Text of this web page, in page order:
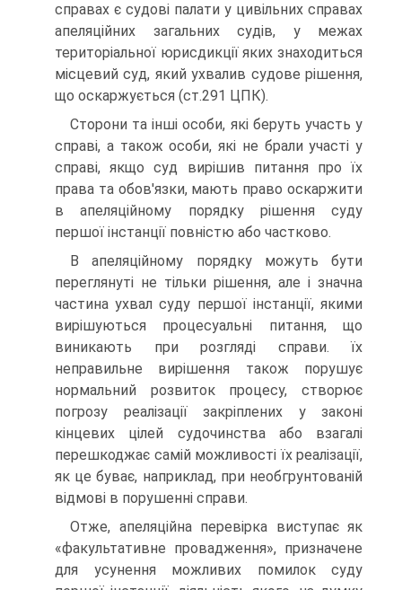
справах є судові палати у цивільних справах
апеляційних загальних судів, у межах
територіальної юрисдикції яких знаходиться
місцевий суд, який ухвалив судове рішення,
що оскаржується (ст.291 ЦПК).
Сторони та інші особи, які беруть участь у
справі, а також особи, які не брали участі у
справі, якщо суд вирішив питання про їх
права та обов'язки, мають право оскаржити
в апеляційному порядку рішення суду
першої інстанції повністю або частково.
В апеляційному порядку можуть бути
переглянуті не тільки рішення, але і значна
частина ухвал суду першої інстанції, якими
вирішуються процесуальні питання, що
виникають при розгляді справи. їх
неправильне вирішення також порушує
нормальний розвиток процесу, створює
погрозу реалізації закріплених у законі
кінцевих цілей судочинства або взагалі
перешкоджає самій можливості їх реалізації,
як це буває, наприклад, при необгрунтованій
відмові в порушенні справи.
Отже, апеляційна перевірка виступає як
«факультативне провадження», призначене
для усунення можливих помилок суду